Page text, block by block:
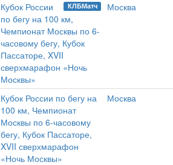
КЛБМатч
Кубок России
по бегу на 100 км,
Чемпионат Москвы по 6-
часовому бегу, Кубок
Пассаторе, XVII
сверхмарафон «Ночь
Москвы»
Москва
Кубок России по бегу на
100 км, Чемпионат
Москвы по 6-часовому
бегу, Кубок Пассаторе,
XVII сверхмарафон
«Ночь Москвы»
Москва